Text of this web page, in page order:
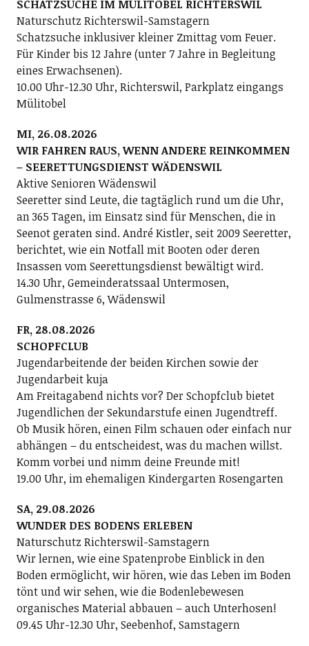
SCHATZSUCHE IM MÜLITOBEL RICHTERSWIL
Naturschutz Richterswil-Samstagern
Schatzsuche inklusiver kleiner Zmittag vom Feuer.
Für Kinder bis 12 Jahre (unter 7 Jahre in Begleitung
eines Erwachsenen).
10.00 Uhr-12.30 Uhr, Richterswil, Parkplatz eingangs
Mülitobel
MI, 26.08.2026
WIR FAHREN RAUS, WENN ANDERE REINKOMMEN
– SEERETTUNGSDIENST WÄDENSWIL
Aktive Senioren Wädenswil
Seeretter sind Leute, die tagtäglich rund um die Uhr,
an 365 Tagen, im Einsatz sind für Menschen, die in
Seenot geraten sind. André Kistler, seit 2009 Seeretter,
berichtet, wie ein Notfall mit Booten oder deren
Insassen vom Seerettungsdienst bewältigt wird.
14.30 Uhr, Gemeinderatssaal Untermosen,
Gulmenstrasse 6, Wädenswil
FR, 28.08.2026
SCHOPFCLUB
Jugendarbeitende der beiden Kirchen sowie der
Jugendarbeit kuja
Am Freitagabend nichts vor? Der Schopfclub bietet
Jugendlichen der Sekundarstufe einen Jugendtreff.
Ob Musik hören, einen Film schauen oder einfach nur
abhängen – du entscheidest, was du machen willst.
Komm vorbei und nimm deine Freunde mit!
19.00 Uhr, im ehemaligen Kindergarten Rosengarten
SA, 29.08.2026
WUNDER DES BODENS ERLEBEN
Naturschutz Richterswil-Samstagern
Wir lernen, wie eine Spatenprobe Einblick in den
Boden ermöglicht, wir hören, wie das Leben im Boden
tönt und wir sehen, wie die Bodenlebewesen
organisches Material abbauen – auch Unterhosen!
09.45 Uhr-12.30 Uhr, Seebenhof, Samstagern